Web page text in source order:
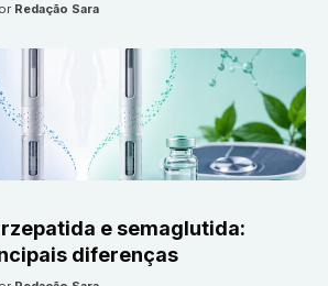
Redação Sara
e semaglutida:
diferenças